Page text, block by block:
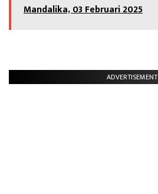
Mandalika, 03 Februari 2025
ADVERTISEMENT